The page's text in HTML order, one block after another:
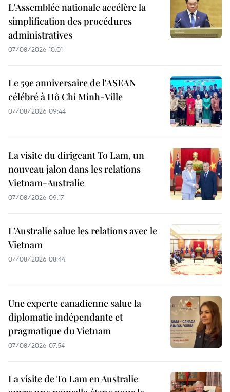
L'Assemblée nationale accélère la
simplification des procédures
administratives
07/08/2026 10:01
Le 59e anniversaire de l'ASEAN
célébré à Hô Chi Minh-Ville
07/08/2026 09:44
La visite du dirigeant To Lam, un
nouveau jalon dans les relations
Vietnam-Australie
07/08/2026 09:17
L’Australie salue les relations avec le
Vietnam
07/08/2026 08:44
Une experte canadienne salue la
diplomatie indépendante et
pragmatique du Vietnam
07/08/2026 07:54
La visite de To Lam en Australie